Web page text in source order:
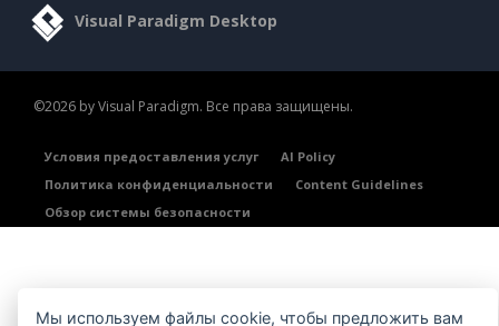
Visual Paradigm Desktop
©2026 by Visual Paradigm. Все права защищены.
Условия предоставления услуг
AI Policy
Политика конфиденциальности
Content Guidelines
Обзор системы безопасности
Мы используем файлы cookie, чтобы предложить вам